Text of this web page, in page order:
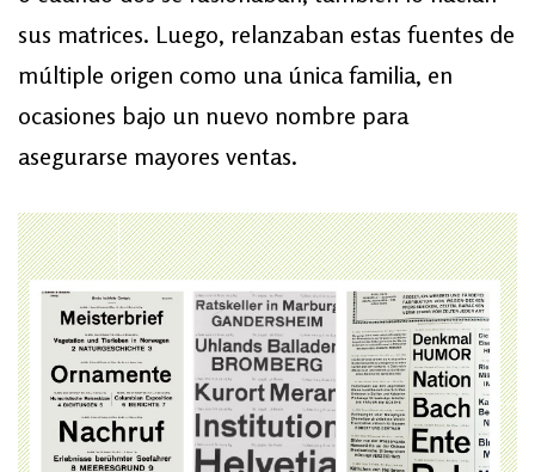
sus matrices. Luego, relanzaban estas fuentes de
múltiple origen como una única familia, en
ocasiones bajo un nuevo nombre para
asegurarse mayores ventas.